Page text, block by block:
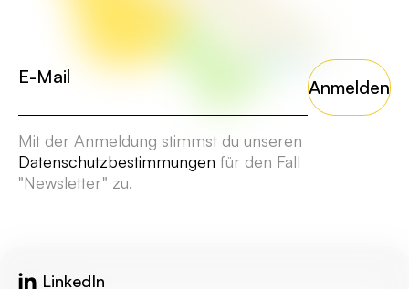
Anmelden
Mit der Anmeldung stimmst du unseren
Datenschutzbestimmungen für den Fall
"Newsletter" zu.
LinkedIn